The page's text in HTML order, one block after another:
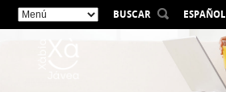
BUSCAR
ESPAÑOL
VALENCIÀ
ENGLISH
FRANÇAIS